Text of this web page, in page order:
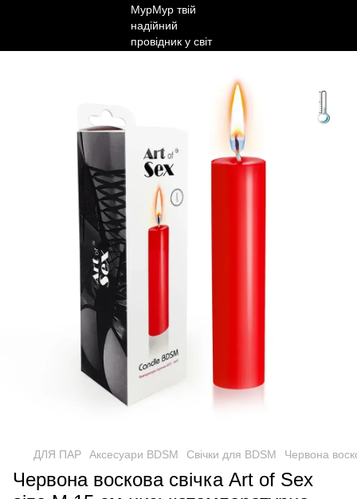
ДЛЯ ПАР Аксесуари BDSM Свічки для BDSM Червона
Червона воскова свічка Art of Sex